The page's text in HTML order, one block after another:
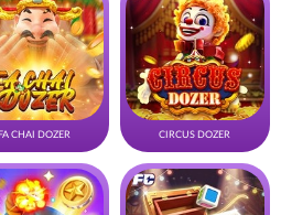
FA CHAI DOZER CIRCUS DOZER